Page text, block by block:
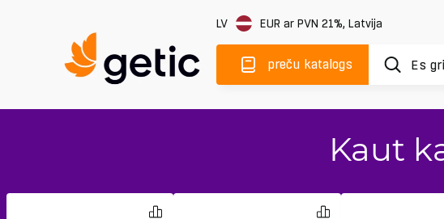
LV EUR ar PVN 21%, Latvija
preču katalogs
Kaut